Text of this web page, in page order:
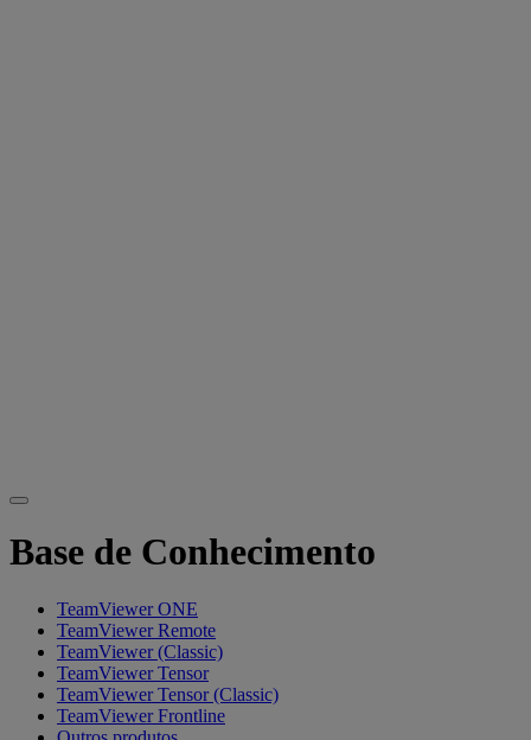
Base de Conhecimento
TeamViewer ONE
TeamViewer Remote
TeamViewer (Classic)
TeamViewer Tensor
TeamViewer Tensor (Classic)
TeamViewer Frontline